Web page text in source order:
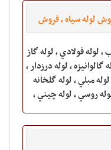
لوله سياه ، فروش
لوله فولادي ، لوله گاز
، لوله درزدار ،
مبلي ، لوله گلخانه
روسي ، لوله چيني ،